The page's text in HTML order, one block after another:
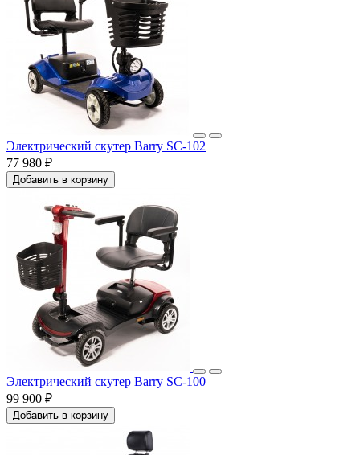
Электрический скутер Barry SC-102
77 980 ₽
Добавить в корзину
Электрический скутер Barry SC-100
99 900 ₽
Добавить в корзину